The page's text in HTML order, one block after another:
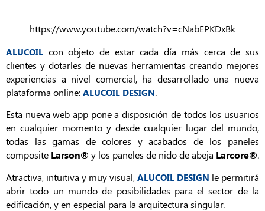
https://www.youtube.com/watch?v=cNabEPKDxBk
ALUCOIL con objeto de estar cada día más cerca de sus
clientes y dotarles de nuevas herramientas creando mejores
experiencias a nivel comercial, ha desarrollado una nueva
plataforma online: ALUCOIL DESIGN.
Esta nueva web app pone a disposición de todos los usuarios
en cualquier momento y desde cualquier lugar del mundo,
todas las gamas de colores y acabados de los paneles
composite Larson® y los paneles de nido de abeja Larcore®.
Atractiva, intuitiva y muy visual, ALUCOIL DESIGN le permitirá
abrir todo un mundo de posibilidades para el sector de la
edificación, y en especial para la arquitectura singular.